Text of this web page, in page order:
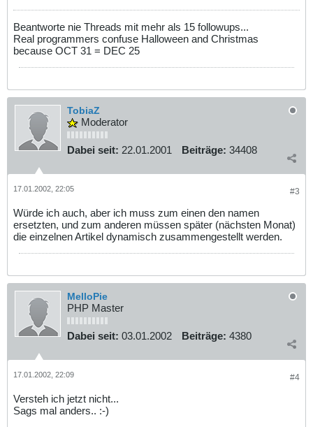
Beantworte nie Threads mit mehr als 15 followups...
Real programmers confuse Halloween and Christmas
because OCT 31 = DEC 25
TobiaZ
Moderator
Dabei seit: 22.01.2001 Beiträge: 34408
#3
17.01.2002, 22:05
Würde ich auch, aber ich muss zum einen den namen
ersetzten, und zum anderen müssen später (nächsten Monat)
die einzelnen Artikel dynamisch zusammengestellt werden.
MelloPie
PHP Master
Dabei seit: 03.01.2002 Beiträge: 4380
#4
17.01.2002, 22:09
Versteh ich jetzt nicht...
Sags mal anders.. :-)